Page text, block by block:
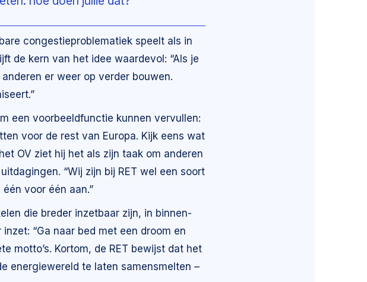
congestieproblematiek speelt als in
de kern van het idee waardevol: “Als je
er weer op verder bouwen.
een voorbeeldfunctie kunnen vervullen:
voor de rest van Europa. Kijk eens wat
OV ziet hij het als zijn taak om anderen
“Wij zijn bij RET wel een soort
voor één aan.”
die breder inzetbaar zijn, in binnen-
“Ga naar bed met een droom en
motto’s. Kortom, de RET bewijst dat het
energiewereld te laten samensmelten –